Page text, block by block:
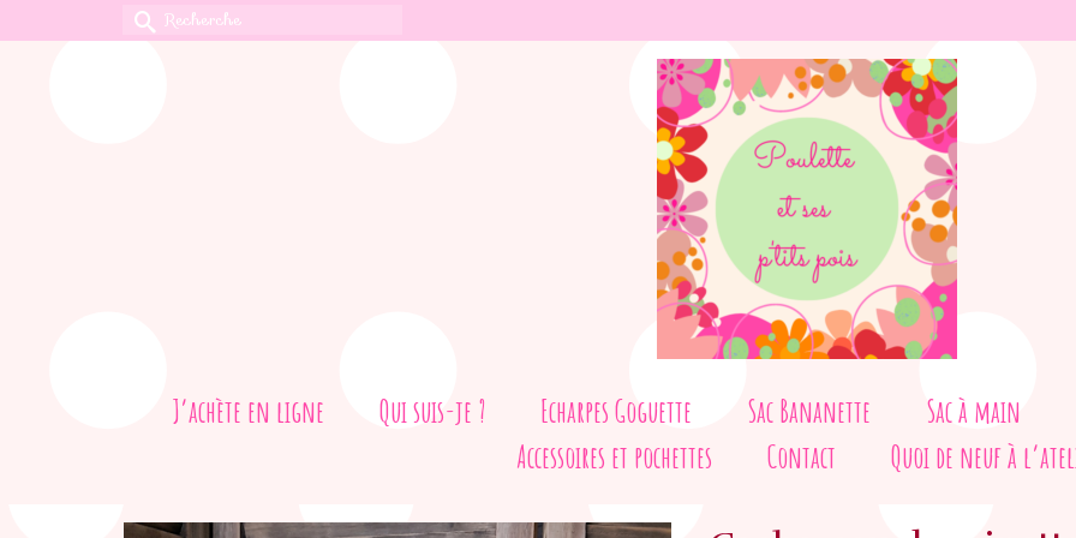
Rechercher :
J’achète en ligne Qui suis-je ? Echarpes Goguette Sac Bananette Sac à main
Accessoires et pochettes
Contact Quoi de neuf à